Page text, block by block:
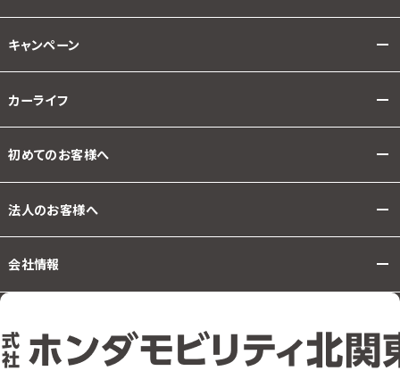
キャンペーン
カーライフ
初めてのお客様へ
法人のお客様へ
会社情報